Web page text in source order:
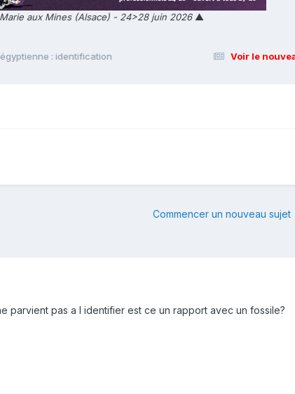
aux Mines (Alsace) - 24>28 juin 2026▲
Voir le
: identification
Commencer un nouveau sujet
parvient pas a l identifier est ce un rapport avec un fossile?